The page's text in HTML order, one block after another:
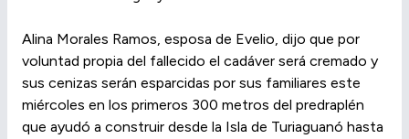
Alina Morales Ramos, esposa de Evelio, dijo que por
voluntad propia del fallecido el cadáver será cremado y
sus cenizas serán esparcidas por sus familiares este
miércoles en los primeros 300 metros del predraplén
que ayudó a construir desde la Isla de Turiaguanó hasta